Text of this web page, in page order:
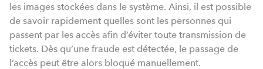
les images stockées dans le système. Ainsi, il est possible
de savoir rapidement quelles sont les personnes qui
passent par les accès afin d’éviter toute transmission de
tickets. Dès qu’une fraude est détectée, le passage de
l’accès peut être alors bloqué manuellement.